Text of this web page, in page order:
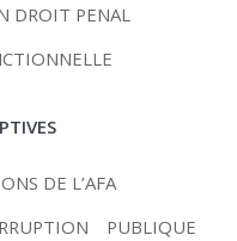
DROIT PENAL
DE L’AFA
PUBLIQUE